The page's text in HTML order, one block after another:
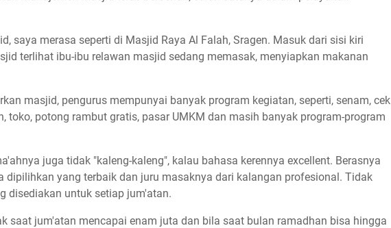
saya merasa seperti di Masjid Raya Al Falah, Sragen. Masuk dari sisi kiri
terlihat ibu-ibu relawan masjid sedang memasak, menyiapkan makanan
masjid, pengurus mempunyai banyak program kegiatan, seperti, senam, cek
toko, potong rambut gratis, pasar UMKM dan masih banyak program-program
juga tidak "kaleng-kaleng", kalau bahasa kerennya excellent. Berasnya
dipilihkan yang terbaik dan juru masaknya dari kalangan profesional. Tidak
disediakan untuk setiap jum'atan.
saat jum'atan mencapai enam juta dan bila saat bulan ramadhan bisa hingga